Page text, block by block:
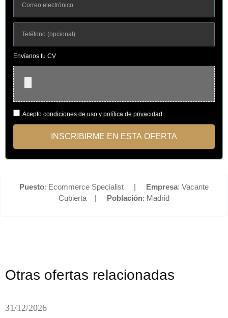
Envíanos tu CV
Acepto condiciones de uso y política de privacidad
INSCRIBIRME EN ESTA OFERTA
Puesto: Ecommerce Specialist | Empresa: Vacante
Cubierta | Población: Madrid
Otras ofertas relacionadas
31/12/2026